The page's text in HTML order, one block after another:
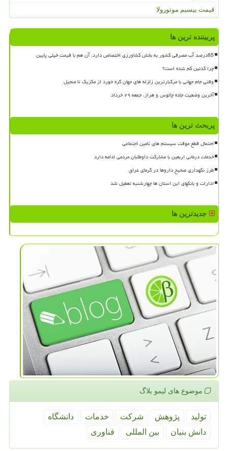
قیمت بیسیم موتورولا
پربیننده ترین ها
85درصد آب مصرفی کشور به بخش کشاورزی اختصاص دارد، آن هم با قیمت خیلی پایین
چرا کدئین کم شده است؟
وقتی جام جهانی با مرگبارترین زلزله های جهان گره خورد از مکزیک تا منجیل
آخرین وضعیت جاده چالوس و هراز، جمعه ۲۹ خرداد
پربحث ترین ها
احتمال قطع موقت سیستم های تامین اجتماعی
خدمات درمانی اربعین با مشارکت داوطلبان مردمی ادامه دارد
طرز نگهداری صحیح داروها در گرمای عراق
ادارات و بانکهای این استان ها چهارشنبه تعطیل شد
جدیدترین ها
موضوع های لیمو بلاگ
تولید پژوهش شركت خدمات
دانشگاه
دانش بنیان
بین المللی فناوری